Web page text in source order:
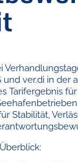
und ver.di in der
Tarifergebnis
Stabilität,